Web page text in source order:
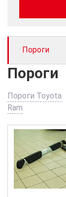
Пороги
Пороги
Пороги Toyota
Ram